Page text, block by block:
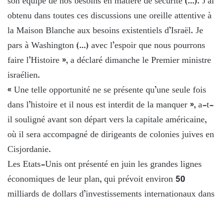
obtenu dans toutes ces discussions une oreille attentive à
la Maison Blanche aux besoins existentiels d’Israël. Je
pars à Washington (…) avec l’espoir que nous pourrons
faire l’Histoire », a déclaré dimanche le Premier ministre
israélien.
« Une telle opportunité ne se présente qu’une seule fois
dans l’histoire et il nous est interdit de la manquer », a-t-
il souligné avant son départ vers la capitale américaine,
où il sera accompagné de dirigeants de colonies juives en
Cisjordanie.
Les Etats-Unis ont présenté en juin les grandes lignes
économiques de leur plan, qui prévoit environ 50
milliards de dollars d’investissements internationaux dans